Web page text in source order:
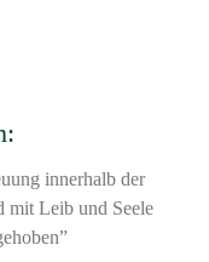
innerhalb der
mit Leib und Seele